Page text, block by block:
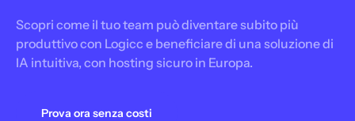
Scopri come il tuo team può diventare subito più
produttivo con Logicc e beneficiare di una soluzione di
IA intuitiva, con hosting sicuro in Europa.
Prova ora senza costi